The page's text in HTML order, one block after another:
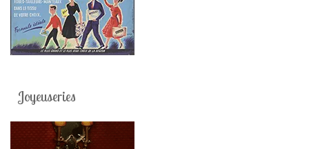
Joyeuseries